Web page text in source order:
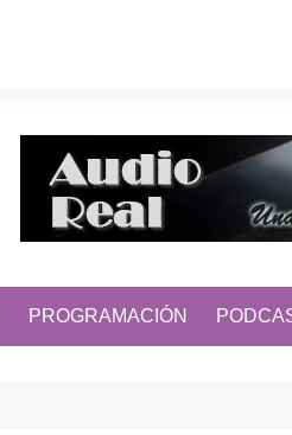
PROGRAMACIÓN